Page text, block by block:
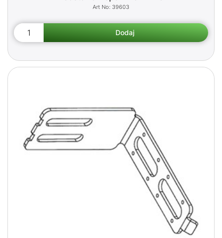
39603